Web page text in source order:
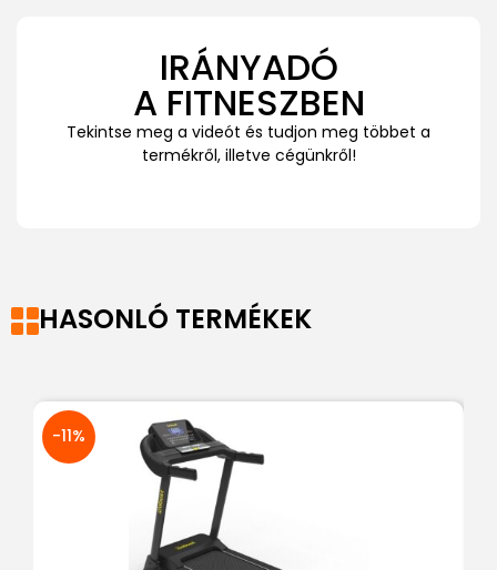
IRÁNYADÓ
A FITNESZBEN
Tekintse meg a videót és tudjon meg többet a
termékről, illetve cégünkről!
HASONLÓ TERMÉKEK
-11%